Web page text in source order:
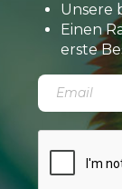
Unsere
Einen
erste